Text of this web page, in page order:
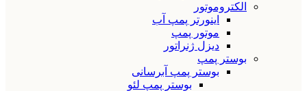
الکتروموتور
اینورتر پمپ آب
موتور پمپ
دیزل ژنراتور
بوستر پمپ
بوستر پمپ آبرسانی
بوستر پمپ لئو